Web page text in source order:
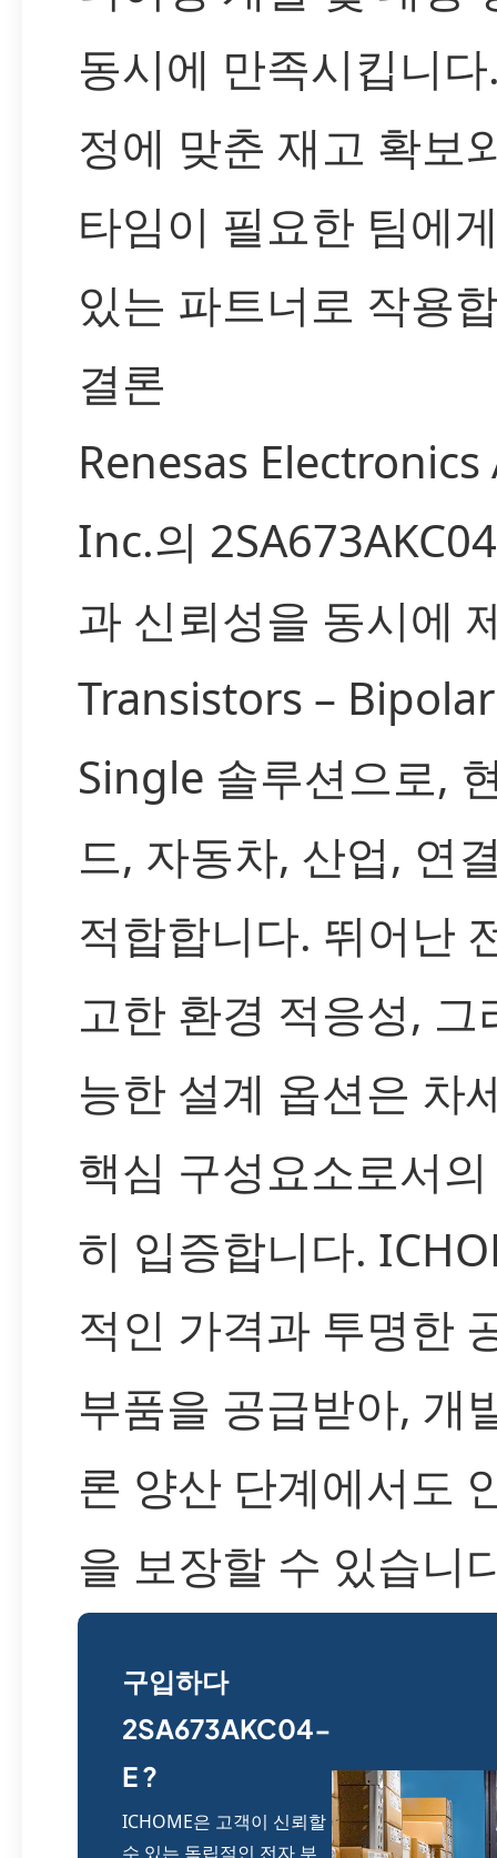
동시에 만족시킵니
정에 맞춘 재고 확보
타임이 필요한 팀에
있는 파트너로 작용
결론
Renesas
Inc.의
과 신뢰성을 동시에
Transistors – Bipolar
Single 솔루션으로,
드, 자동차, 산업, 연
적합합니다. 뛰어난
고한 환경 적응성, 그
능한 설계 옵션은 차
핵심 구성요소로서
히 입증합니다.
적인 가격과 투명한
부품을 공급받아, 개
론 양산 단계에서도
을 보장할 수 있습니
구입하다
2SA673AKC04-
E ?
ICHOME은 고객이 신뢰할
수 있는 독립적인 전자 부